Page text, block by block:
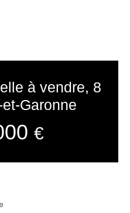
à vendre, 8
Garonne
€